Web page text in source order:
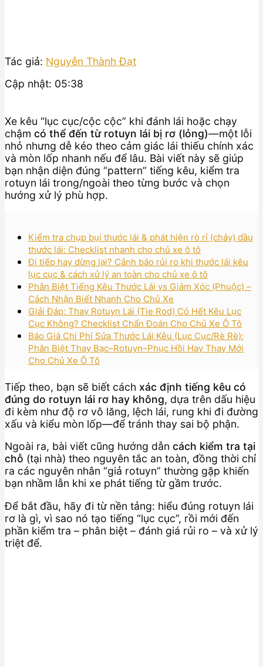
Tác giả: Nguyễn Thành Đạt
Cập nhật: 05:38
Xe kêu “lục cục/cộc cộc” khi đánh lái hoặc chạy
chậm có thể đến từ rotuyn lái bị rơ (lỏng)—một lỗi
nhỏ nhưng dễ kéo theo cảm giác lái thiếu chính xác
và mòn lốp nhanh nếu để lâu. Bài viết này sẽ giúp
bạn nhận diện đúng “pattern” tiếng kêu, kiểm tra
rotuyn lái trong/ngoài theo từng bước và chọn
hướng xử lý phù hợp.
Kiểm tra chụp bụi thước lái & phát hiện rò rỉ (chảy) dầu
thước lái: Checklist nhanh cho chủ xe ô tô
Đi tiếp hay dừng lại? Cảnh báo rủi ro khi thước lái kêu
lục cục & cách xử lý an toàn cho chủ xe ô tô
Phân Biệt Tiếng Kêu Thước Lái vs Giảm Xóc (Phuộc) –
Cách Nhận Biết Nhanh Cho Chủ Xe
Giải Đáp: Thay Rotuyn Lái (Tie Rod) Có Hết Kêu Lục
Cục Không? Checklist Chẩn Đoán Cho Chủ Xe Ô Tô
Báo Giá Chi Phí Sửa Thước Lái Kêu (Lục Cục/Rè Rè):
Phân Biệt Thay Bạc–Rotuyn–Phục Hồi Hay Thay Mới
Cho Chủ Xe Ô Tô
Tiếp theo, bạn sẽ biết cách xác định tiếng kêu có
đúng do rotuyn lái rơ hay không, dựa trên dấu hiệu
đi kèm như độ rơ vô lăng, lệch lái, rung khi đi đường
xấu và kiểu mòn lốp—để tránh thay sai bộ phận.
Ngoài ra, bài viết cũng hướng dẫn cách kiểm tra tại
chỗ (tại nhà) theo nguyên tắc an toàn, đồng thời chỉ
ra các nguyên nhân “giả rotuyn” thường gặp khiến
bạn nhầm lẫn khi xe phát tiếng từ gầm trước.
Để bắt đầu, hãy đi từ nền tảng: hiểu đúng rotuyn lái
rơ là gì, vì sao nó tạo tiếng “lục cục”, rồi mới đến
phần kiểm tra – phân biệt – đánh giá rủi ro – và xử lý
triệt để.